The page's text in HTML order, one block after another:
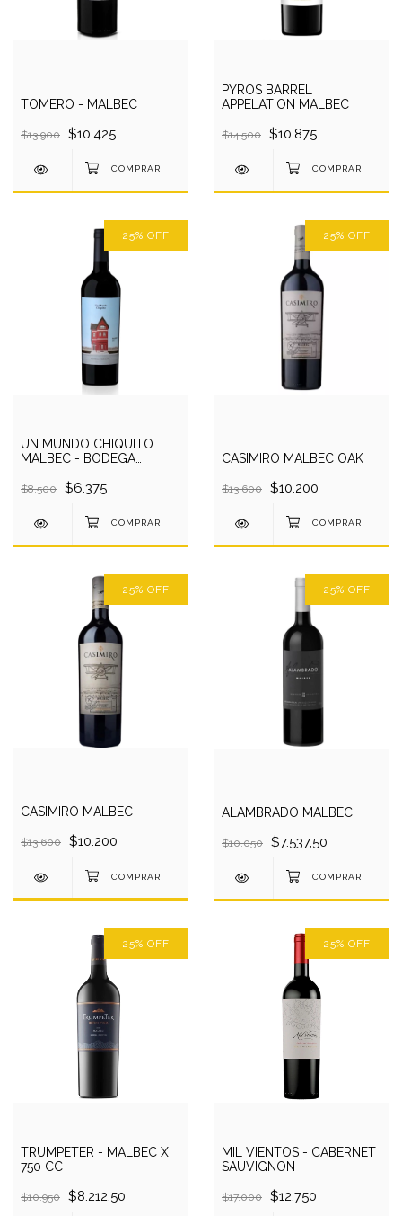
TOMERO - MALBEC
$13.900 $10.425
PYROS BARREL
APPELATION MALBEC
$14.500 $10.875
25% OFF
UN MUNDO CHIQUITO
MALBEC - BODEGA
$8.500 $6.375
25% OFF
CASIMIRO MALBEC OAK
$13.600 $10.200
25% OFF
CASIMIRO MALBEC
$13.600 $10.200
25% OFF
ALAMBRADO MALBEC
$10.050 $7.537,50
25% OFF
TRUMPETER - MALBEC X
750 CC
$10.950 $8.212,50
25% OFF
MIL VIENTOS - CABERNET
SAUVIGNON
$17.000 $12.750